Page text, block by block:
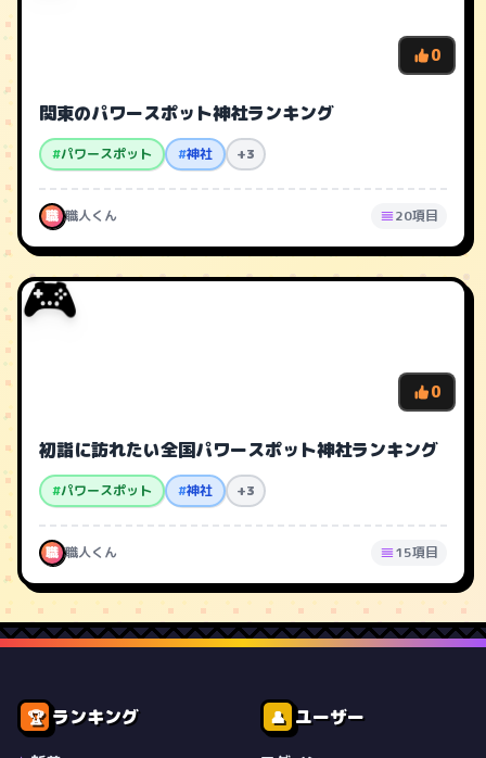
0
関東のパワースポット神社ランキング
#パワースポット #神社 +3
職 職人くん 20項目
🎮
0
初詣に訪れたい全国パワースポット神社ランキング
#パワースポット #神社 +3
職 職人くん 15項目
🏆 ランキング 👤 ユーザー